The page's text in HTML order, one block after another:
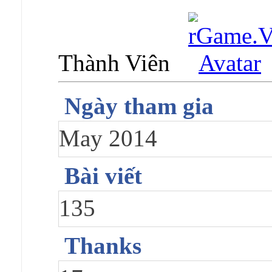
Thành Viên
Ngày tham gia
May 2014
Bài viết
135
Thanks